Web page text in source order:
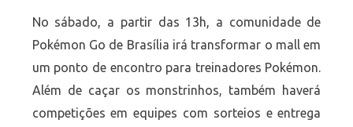
No sábado, a partir das 13h, a comunidade de
Pokémon Go de Brasília irá transformar o mall em
um ponto de encontro para treinadores Pokémon.
Além de caçar os monstrinhos, também haverá
competições em equipes com sorteios e entrega